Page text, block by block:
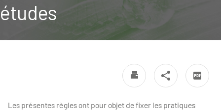
études
Les présentes règles ont pour objet de fixer les pratiques